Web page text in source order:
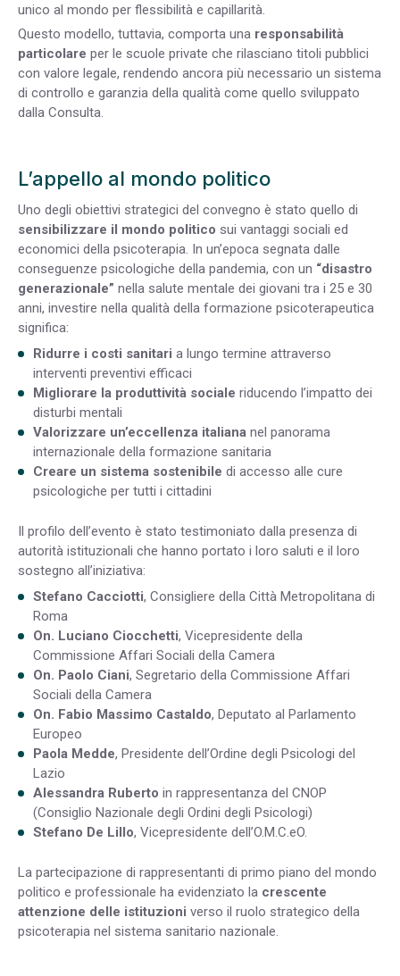
unico al mondo per flessibilità e capillarità.
Questo modello, tuttavia, comporta una responsabilità
particolare per le scuole private che rilasciano titoli pubblici
con valore legale, rendendo ancora più necessario un sistema
di controllo e garanzia della qualità come quello sviluppato
dalla Consulta.
L’appello al mondo politico
Uno degli obiettivi strategici del convegno è stato quello di
sensibilizzare il mondo politico sui vantaggi sociali ed
economici della psicoterapia. In un’epoca segnata dalle
conseguenze psicologiche della pandemia, con un “disastro
generazionale” nella salute mentale dei giovani tra i 25 e 30
anni, investire nella qualità della formazione psicoterapeutica
significa:
Ridurre i costi sanitari a lungo termine attraverso
interventi preventivi efficaci
Migliorare la produttività sociale riducendo l’impatto dei
disturbi mentali
Valorizzare un’eccellenza italiana nel panorama
internazionale della formazione sanitaria
Creare un sistema sostenibile di accesso alle cure
psicologiche per tutti i cittadini
Il profilo dell’evento è stato testimoniato dalla presenza di
autorità istituzionali che hanno portato i loro saluti e il loro
sostegno all’iniziativa:
Stefano Cacciotti, Consigliere della Città Metropolitana di
Roma
On. Luciano Ciocchetti, Vicepresidente della
Commissione Affari Sociali della Camera
On. Paolo Ciani, Segretario della Commissione Affari
Sociali della Camera
On. Fabio Massimo Castaldo, Deputato al Parlamento
Europeo
Paola Medde, Presidente dell’Ordine degli Psicologi del
Lazio
Alessandra Ruberto in rappresentanza del CNOP
(Consiglio Nazionale degli Ordini degli Psicologi)
Stefano De Lillo, Vicepresidente dell’O.M.C.eO.
La partecipazione di rappresentanti di primo piano del mondo
politico e professionale ha evidenziato la crescente
attenzione delle istituzioni verso il ruolo strategico della
psicoterapia nel sistema sanitario nazionale.